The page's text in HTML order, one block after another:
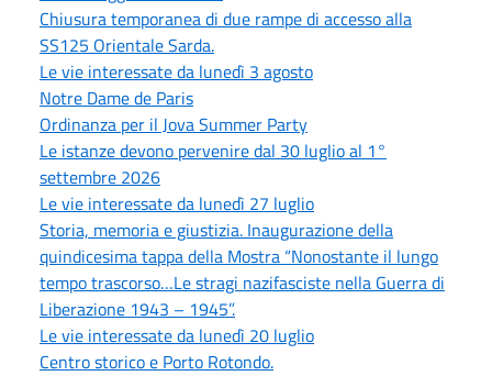
Chiusura temporanea di due rampe di accesso alla
SS125 Orientale Sarda.
Le vie interessate da lunedì 3 agosto
Notre Dame de Paris
Ordinanza per il Jova Summer Party
Le istanze devono pervenire dal 30 luglio al 1°
settembre 2026
Le vie interessate da lunedì 27 luglio
Storia, memoria e giustizia. Inaugurazione della
quindicesima tappa della Mostra “Nonostante il lungo
tempo trascorso…Le stragi nazifasciste nella Guerra di
Liberazione 1943 – 1945”.
Le vie interessate da lunedì 20 luglio
Centro storico e Porto Rotondo.